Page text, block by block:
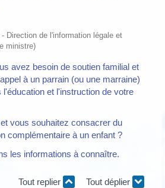
Direction de l'information légale et
ministre)
avez besoin de soutien familial et
à un parrain (ou une marraine)
l'éducation et l'instruction de votre
vous souhaitez consacrer du
complémentaire à un enfant ?
les informations à connaître.
Tout replier Tout déplier